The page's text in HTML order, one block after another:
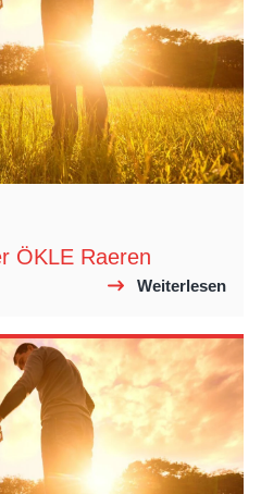
ÖKLE Raeren
Weiterlesen